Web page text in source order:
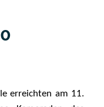
erreichten am 11.